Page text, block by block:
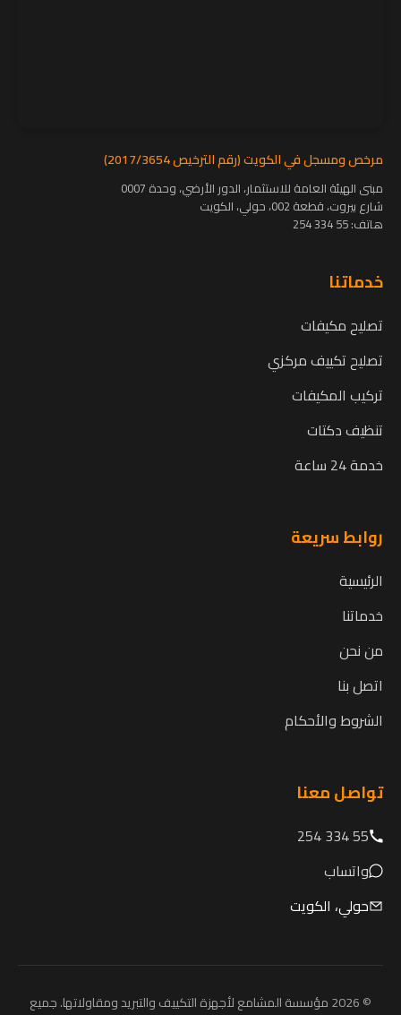
مرخص ومسجل في الكويت (رقم الترخيص 2017/3654)
مبنى الهيئة العامة للاستثمار، الدور الأرضي، وحدة 0007
شارع بيروت، قطعة 002، حولي، الكويت
هاتف:55 334 254
خدماتنا
تصليح مكيفات
تصليح تكييف مركزي
تركيب المكيفات
تنظيف دكتات
خدمة 24 ساعة
روابط سريعة
الرئيسية
خدماتنا
من نحن
اتصل بنا
الشروط والأحكام
تواصل معنا
55 334 254
واتساب
حولي، الكويت
© 2026 مؤسسة المشامع لأجهزة التكييف والتبريد ومقاولاتها. جميع